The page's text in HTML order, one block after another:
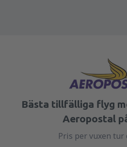
Bästa tillfälliga flyg
Aeropostal
Pris per vuxen tur